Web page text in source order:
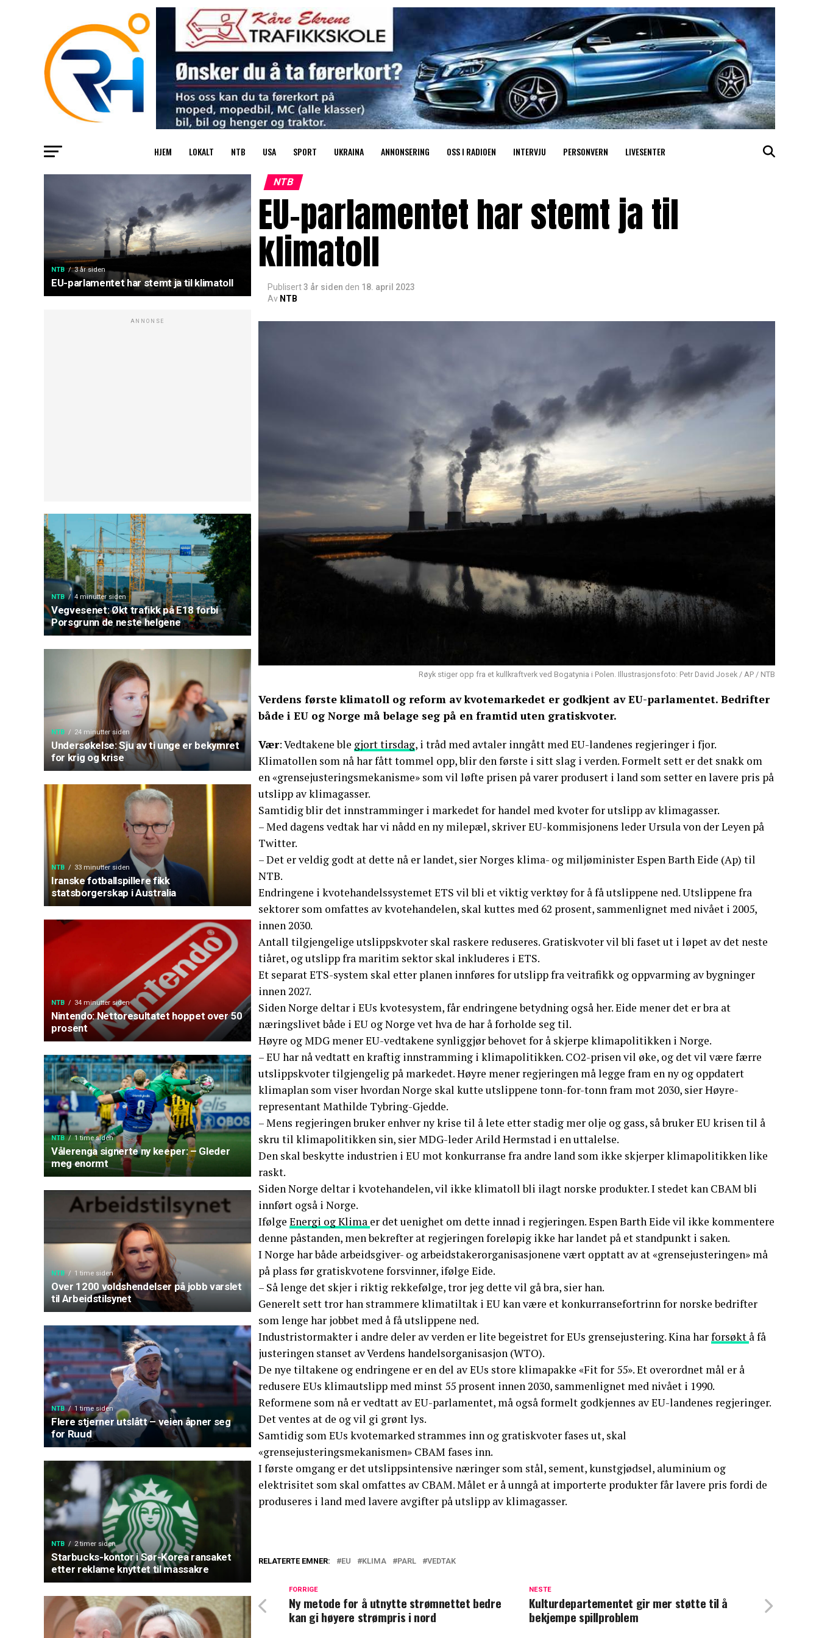
HJEM LOKALT NTB USA SPORT UKRAINA ANNONSERING OSS I RADIOEN INTERVJU PERSONVERN LIVESENTER
NTB 3 år siden
EU-parlamentet har stemt ja til klimatoll
ANNONSE
NTB 4 minutter siden
Vegvesenet: Økt trafikk på E18 forbi
Porsgrunn de neste helgene
NTB 24 minutter siden
Undersøkelse: Sju av ti unge er bekymret
for krig og krise
NTB 33 minutter siden
Iranske fotballspillere fikk
statsborgerskap i Australia
NTB 34 minutter siden
Nintendo: Nettoresultatet hoppet over 50
prosent
NTB 1 time siden
Vålerenga signerte ny keeper: – Gleder
meg enormt
NTB 1 time siden
Over 1200 voldshendelser på jobb varslet
til Arbeidstilsynet
NTB 1 time siden
Flere stjerner utslått – veien åpner seg
for Ruud
NTB 2 timer siden
Starbucks-kontor i Sør-Korea ransaket
etter reklame knyttet til massakre
NTB
EU-parlamentet har stemt ja til
klimatoll
Publisert3 år siden den 18. april 2023
Av NTB
Røyk stiger opp fra et kullkraftverk ved Bogatynia i Polen. Illustrasjonsfoto: Petr David Josek / AP / NTB
Verdens første klimatoll og reform av kvotemarkedet er godkjent av EU-parlamentet. Bedrifter
både i EU og Norge må belage seg på en framtid uten gratiskvoter.
Vær: Vedtakene ble gjort tirsdag, i tråd med avtaler inngått med EU-landenes regjeringer i fjor.
Klimatollen som nå har fått tommel opp, blir den første i sitt slag i verden. Formelt sett er det snakk om
en «grensejusteringsmekanisme» som vil løfte prisen på varer produsert i land som setter en lavere pris på
utslipp av klimagasser.
Samtidig blir det innstramminger i markedet for handel med kvoter for utslipp av klimagasser.
– Med dagens vedtak har vi nådd en ny milepæl, skriver EU-kommisjonens leder Ursula von der Leyen på
Twitter.
– Det er veldig godt at dette nå er landet, sier Norges klima- og miljøminister Espen Barth Eide (Ap) til
NTB.
Endringene i kvotehandelssystemet ETS vil bli et viktig verktøy for å få utslippene ned. Utslippene fra
sektorer som omfattes av kvotehandelen, skal kuttes med 62 prosent, sammenlignet med nivået i 2005,
innen 2030.
Antall tilgjengelige utslippskvoter skal raskere reduseres. Gratiskvoter vil bli faset ut i løpet av det neste
tiåret, og utslipp fra maritim sektor skal inkluderes i ETS.
Et separat ETS-system skal etter planen innføres for utslipp fra veitrafikk og oppvarming av bygninger
innen 2027.
Siden Norge deltar i EUs kvotesystem, får endringene betydning også her. Eide mener det er bra at
næringslivet både i EU og Norge vet hva de har å forholde seg til.
Høyre og MDG mener EU-vedtakene synliggjør behovet for å skjerpe klimapolitikken i Norge.
– EU har nå vedtatt en kraftig innstramming i klimapolitikken. CO2-prisen vil øke, og det vil være færre
utslippskvoter tilgjengelig på markedet. Høyre mener regjeringen må legge fram en ny og oppdatert
klimaplan som viser hvordan Norge skal kutte utslippene tonn-for-tonn fram mot 2030, sier Høyre-
representant Mathilde Tybring-Gjedde.
– Mens regjeringen bruker enhver ny krise til å lete etter stadig mer olje og gass, så bruker EU krisen til å
skru til klimapolitikken sin, sier MDG-leder Arild Hermstad i en uttalelse.
Den skal beskytte industrien i EU mot konkurranse fra andre land som ikke skjerper klimapolitikken like
raskt.
Siden Norge deltar i kvotehandelen, vil ikke klimatoll bli ilagt norske produkter. I stedet kan CBAM bli
innført også i Norge.
Ifølge Energi og Klima er det uenighet om dette innad i regjeringen. Espen Barth Eide vil ikke kommentere
denne påstanden, men bekrefter at regjeringen foreløpig ikke har landet på et standpunkt i saken.
I Norge har både arbeidsgiver- og arbeidstakerorganisasjonene vært opptatt av at «grensejusteringen» må
på plass før gratiskvotene forsvinner, ifølge Eide.
– Så lenge det skjer i riktig rekkefølge, tror jeg dette vil gå bra, sier han.
Generelt sett tror han strammere klimatiltak i EU kan være et konkurransefortrinn for norske bedrifter
som lenge har jobbet med å få utslippene ned.
Industristormakter i andre deler av verden er lite begeistret for EUs grensejustering. Kina harforsøkt å få
justeringen stanset av Verdens handelsorganisasjon (WTO).
De nye tiltakene og endringene er en del av EUs store klimapakke «Fit for 55». Et overordnet mål er å
redusere EUs klimautslipp med minst 55 prosent innen 2030, sammenlignet med nivået i 1990.
Reformene som nå er vedtatt av EU-parlamentet, må også formelt godkjennes av EU-landenes regjeringer.
Det ventes at de og vil gi grønt lys.
Samtidig som EUs kvotemarked strammes inn og gratiskvoter fases ut, skal
«grensejusteringsmekanismen» CBAM fases inn.
I første omgang er det utslippsintensive næringer som stål, sement, kunstgjødsel, aluminium og
elektrisitet som skal omfattes av CBAM. Målet er å unngå at importerte produkter får lavere pris fordi de
produseres i land med lavere avgifter på utslipp av klimagasser.
RELATERTE EMNER: EU KLIMA PARL VEDTAK
NESTE
Kulturdepartementet gir mer støtte til å
bekjempe spillproblem
FORRIGE
Ny metode for å utnytte strømnettet bedre
kan gi høyere strømpris i nord